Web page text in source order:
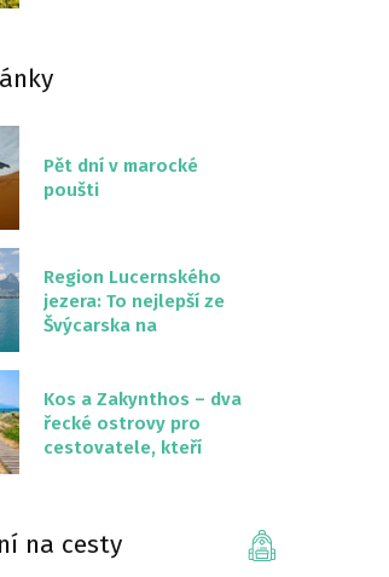
Pět dní v marocké
poušti
Region Lucernského
jezera: To nejlepší ze
Švýcarska na
Kos a Zakynthos – dva
řecké ostrovy pro
cestovatele, kteří
na cesty